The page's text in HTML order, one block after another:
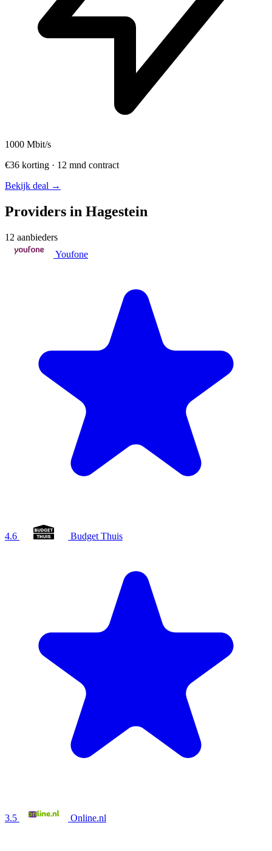
1000 Mbit/s
€36 korting · 12 mnd contract
Bekijk deal →
Providers in Hagestein
12 aanbieders
Youfone
4.6 Budget Thuis
3.5 Online.nl